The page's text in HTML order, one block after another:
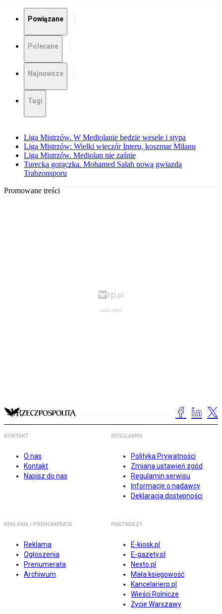
Powiązane
Polecane
Najnowsze
Tagi
Liga Mistrzów. W Mediolanie będzie wesele i stypa
Liga Mistrzów: Wielki wieczór Interu, koszmar Milanu
Liga Mistrzów. Mediolan nie zaśnie
Turecka gorączka. Mohamed Salah nową gwiazdą
Trabzonsporu
Promowane treści
KONTAKT
O nas
Kontakt
Napisz do nas
REGULAMIN
Polityka Prywatności
Zmiana ustawień zgód
Regulamin serwisu
Informacje o nadawcy
Deklaracja dostępności
REKLAMA I PRENUMERATA
Reklama
Ogłoszenia
Prenumerata
Archiwum
PARTNERZY
E-kiosk.pl
E-gazety.pl
Nexto.pl
Mała księgowość
Kancelarierp.pl
Wieści Rolnicze
Życie Warszawy